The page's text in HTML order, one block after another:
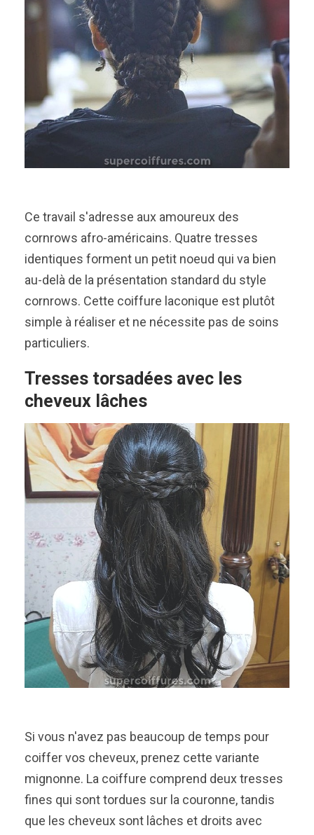
Ce travail s'adresse aux amoureux des
cornrows afro-américains. Quatre tresses
identiques forment un petit noeud qui va bien
au-delà de la présentation standard du style
cornrows. Cette coiffure laconique est plutôt
simple à réaliser et ne nécessite pas de soins
particuliers.
Tresses torsadées avec les
cheveux lâches
Si vous n'avez pas beaucoup de temps pour
coiffer vos cheveux, prenez cette variante
mignonne. La coiffure comprend deux tresses
fines qui sont tordues sur la couronne, tandis
que les cheveux sont lâches et droits avec